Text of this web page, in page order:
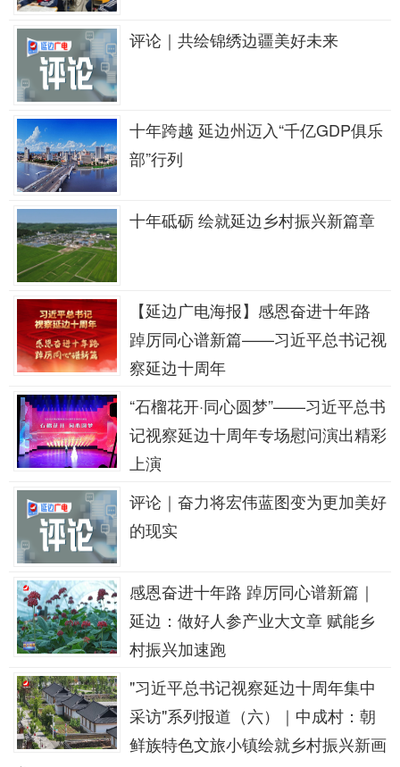
评论｜共绘锦绣边疆美好未来
十年跨越 延边州迈入“千亿GDP俱乐
部”行列
十年砥砺 绘就延边乡村振兴新篇章
【延边广电海报】感恩奋进十年路
踔厉同心谱新篇——习近平总书记视
察延边十周年
“石榴花开·同心圆梦”——习近平总书
记视察延边十周年专场慰问演出精彩
上演
评论｜奋力将宏伟蓝图变为更加美好
的现实
感恩奋进十年路 踔厉同心谱新篇｜
延边：做好人参产业大文章 赋能乡
村振兴加速跑
"习近平总书记视察延边十周年集中
采访"系列报道（六）｜中成村：朝
鲜族特色文旅小镇绘就乡村振兴新画